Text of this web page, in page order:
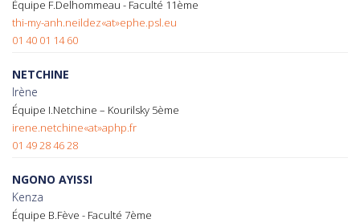
Équipe F.Delhommeau - Faculté 11ème
thi-my-anh.neildez«at»ephe.psl.eu
01 40 01 14 60
NETCHINE
Irène
Équipe I.Netchine – Kourilsky 5ème
irene.netchine«at»aphp.fr
01 49 28 46 28
NGONO AYISSI
Kenza
Équipe B.Fève - Faculté 7ème